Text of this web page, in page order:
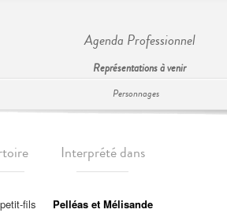
Agenda Professionnel
Représentations à venir
Personnages
Interprété dans
fils
Pelléas et Mélisande